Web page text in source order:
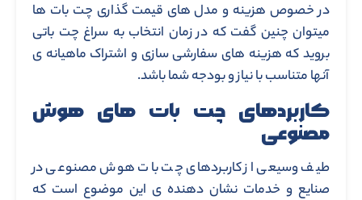
در خصوص هزینه و مدل های قیمت گذاری چت بات ها
میتوان چنین گفت که در زمان انتخاب به سراغ چت باتی
بروید که هزینه های سفارشی سازی و اشتراک ماهیانه ی
آنها متناسب با نیاز و بودجه شما باشد.
کاربردهای چت بات های هوش
مصنوعی
طیف وسیعی از کاربردهای چت بات هوش مصنوعی در
صنایع و خدمات نشان دهنده ی این موضوع است که